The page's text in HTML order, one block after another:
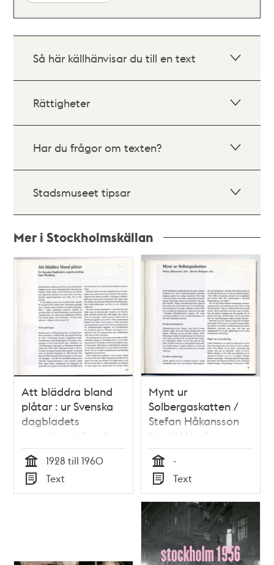
Så här källhänvisar du till en text
Rättigheter
Har du frågor om texten?
Stadsmuseet tipsar
Mer i Stockholmskällan
Relaterade
poster
teman
Att bläddra bland
plåtar : ur Svenska
dagbladets
negativsamling /
Lars Westberg
Tid
1928 till 1960
Typ
Text
Mynt ur
Solbergaskatten /
Stefan Håkansson
(text), Henrik
Hultgren (foto)
Tid
-
Typ
Text